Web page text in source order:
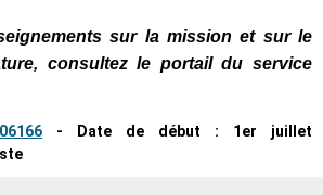
sur la mission et sur le
consultez le portail du service
-
Date de début : 1er juillet